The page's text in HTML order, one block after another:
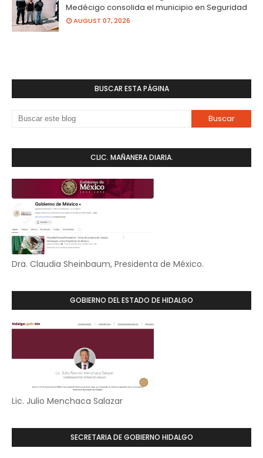
Medécigo consolida el municipio en Seguridad
AUGUST 07, 2026
BUSCAR ESTA PÁGINA
CLIC. MAÑANERA DIARIA.
Dra. Claudia Sheinbaum, Presidenta de México.
GOBIERNO DEL ESTADO DE HIDALGO
Lic. Julio Menchaca Salazar
SECRETARIA DE GOBIERNO HIDALGO